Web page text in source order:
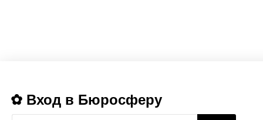
Вход в Бюросферу